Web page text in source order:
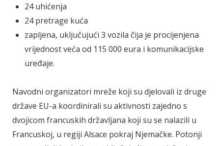
24 uhićenja
24 pretrage kuća
zapljena, uključujući 3 vozila čija je procijenjena
vrijednost veća od 115 000 eura i komunikacijske
uređaje.
Navodni organizatori mreže koji su djelovali iz druge
države EU-a koordinirali su aktivnosti zajedno s
dvojicom francuskih državljana koji su se nalazili u
Francuskoj, u regiji Alsace pokraj Njemačke. Potonji